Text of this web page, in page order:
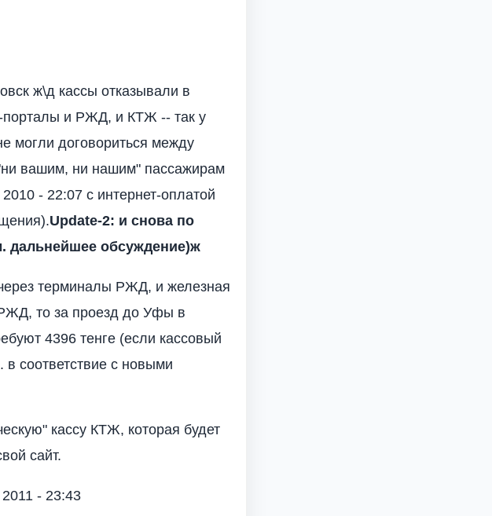
ж\д кассы отказывали в
порталы и РЖД, и КТЖ -- так у
могли договориться между
вашим, ни нашим" пассажирам
- 22:07 с интернет-оплатой
Update-2: и снова по
дальнейшее обсуждение)ж
терминалы РЖД, и железная
то за проезд до Уфы в
4396 тенге (если кассовый
в соответствие с новыми
кассу КТЖ, которая будет
сайт.
- 23:43